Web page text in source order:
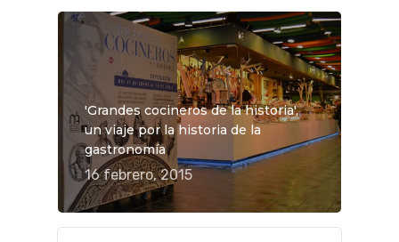
'Grandes cocineros de la historia',
un viaje por la historia de la
gastronomía
16 febrero, 2015